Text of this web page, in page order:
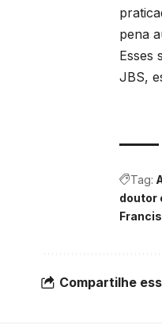
pena
Esses
JBS,
Tag:
doutor
Compartilhe